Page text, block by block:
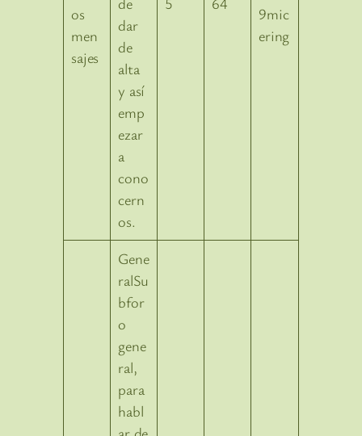
dar
de
alta
y así
emp
ezar
a
cono
cern
os.
9mic
ering
Gene
ralSu
bfor
o
gene
ral,
para
habl